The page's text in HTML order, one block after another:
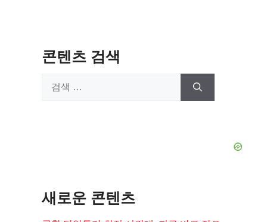
콘텐츠 검색
새로운 콘텐츠